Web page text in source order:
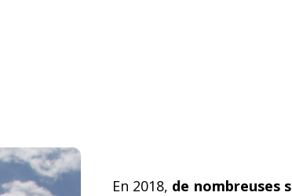
En 2018, de nombreuses